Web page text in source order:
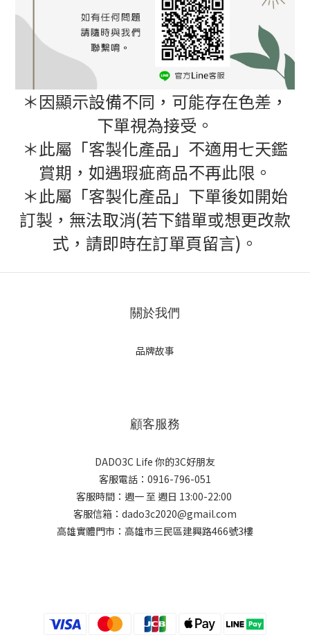
＊因顯示設備不同，可能存在色差，
下單視為接受。
＊此屬「客製化產品」不適用七天鑑
賞期，如遇瑕疵商品不再此限。
＊此屬「客製化產品」下單後如開始
訂製，無法取消(若下錯單或想更改款
式，請即時在訂單頁留言)。
關於我們
品牌故事
顧客服務
DADO3C Life 你的3C好朋友
客服電話：0916-796-051
客服時間：週一 至 週日 13:00-22:00
客服信箱：dado3c2020@gmail.com
高雄實體門市：高雄市三民區建興路466號3樓